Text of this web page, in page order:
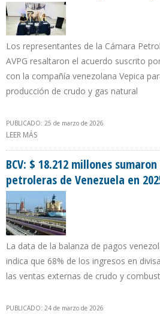
Los representantes de la Cámara
AVPG resaltaron el acuerdo suscrito
con la compañía venezolana Vepica
producción de crudo y gas natural
PUBLICADO: 25 de marzo de 2026
LEER MÁS
BCV: $ 18.212 millones
petroleras de Venezuela en
La data de la balanza de pagos
indica que 68% de los ingresos en
las ventas externas de crudo y
PUBLICADO: 24 de marzo de 2026